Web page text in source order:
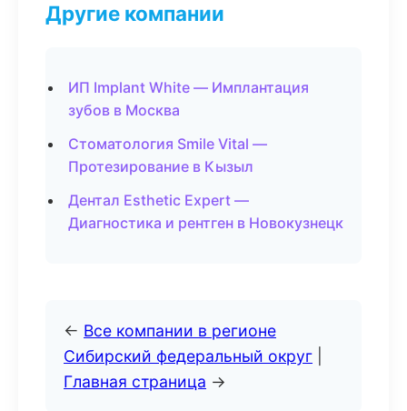
Другие компании
ИП Implant White — Имплантация
зубов в Москва
Стоматология Smile Vital —
Протезирование в Кызыл
Дентал Esthetic Expert —
Диагностика и рентген в Новокузнецк
← Все компании в регионе
Сибирский федеральный округ
Главная страница →